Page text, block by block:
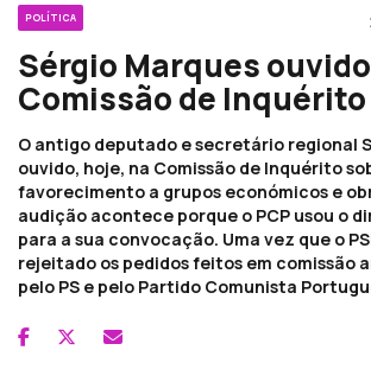
POLÍTICA
Sérgio Marques
Comissão de
O antigo deputado e secretário regional
ouvido, hoje, na Comissão de Inquérito
favorecimento a grupos económicos e
audição acontece porque o PCP usou o
para a sua convocação. Uma vez que o
rejeitado os pedidos feitos em comissão
pelo PS e pelo Partido Comunista